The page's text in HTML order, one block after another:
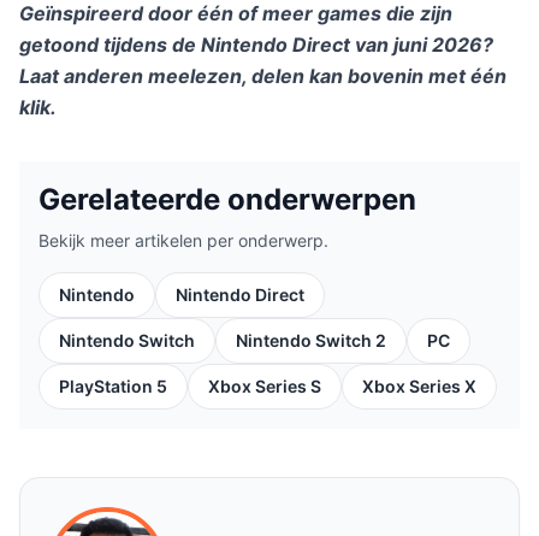
Geïnspireerd door één of meer games die zijn
getoond tijdens de Nintendo Direct van juni 2026?
Laat anderen meelezen, delen kan bovenin met één
klik.
Gerelateerde onderwerpen
Bekijk meer artikelen per onderwerp.
Nintendo Nintendo Direct
Nintendo Switch Nintendo Switch 2 PC
PlayStation 5 Xbox Series S Xbox Series X